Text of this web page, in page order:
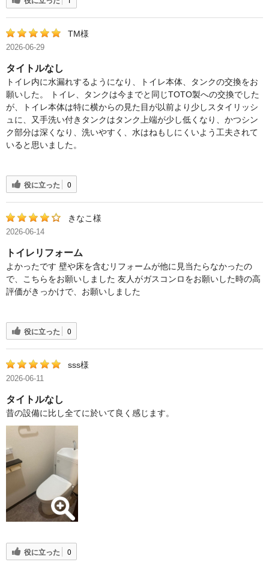
TM様
2026-06-29
タイトルなし
トイレ内に水漏れするようになり、トイレ本体、タンクの交換をお
願いした。 トイレ、タンクは今までと同じTOTO製への交換でした
が、トイレ本体は特に横からの見た目が以前より少しスタイリッシ
ュに、又手洗い付きタンクはタンク上端が少し低くなり、かつシン
ク部分は深くなり、洗いやすく、水はねもしにくいよう工夫されて
いると思いました。
役に立った 0
きなこ様
2026-06-14
トイレリフォーム
よかったです 壁や床を含むリフォームが他に見当たらなかったの
で、こちらをお願いしました 友人がガスコンロをお願いした時の高
評価がきっかけで、お願いしました
役に立った 0
sss様
2026-06-11
タイトルなし
昔の設備に比し全てに於いて良く感じます。
役に立った 0